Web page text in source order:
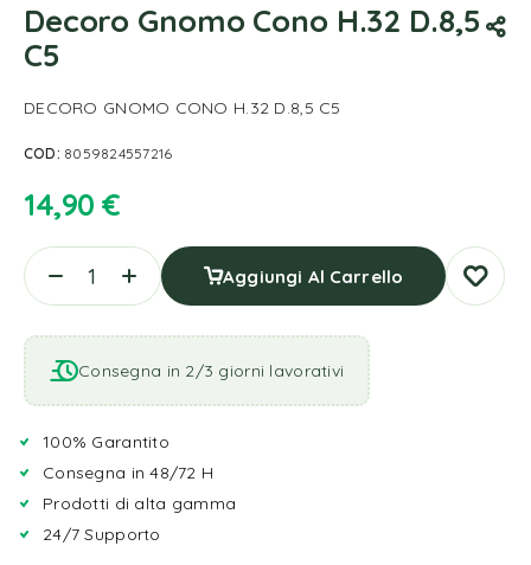
Decoro Gnomo Cono H.32 D.8,5
C5
DECORO GNOMO CONO H.32 D.8,5 C5
COD: 8059824557216
14,90 €
Aggiungi Al Carrello
Consegna in 2/3 giorni lavorativi
100% Garantito
Consegna in 48/72 H
Prodotti di alta gamma
24/7 Supporto